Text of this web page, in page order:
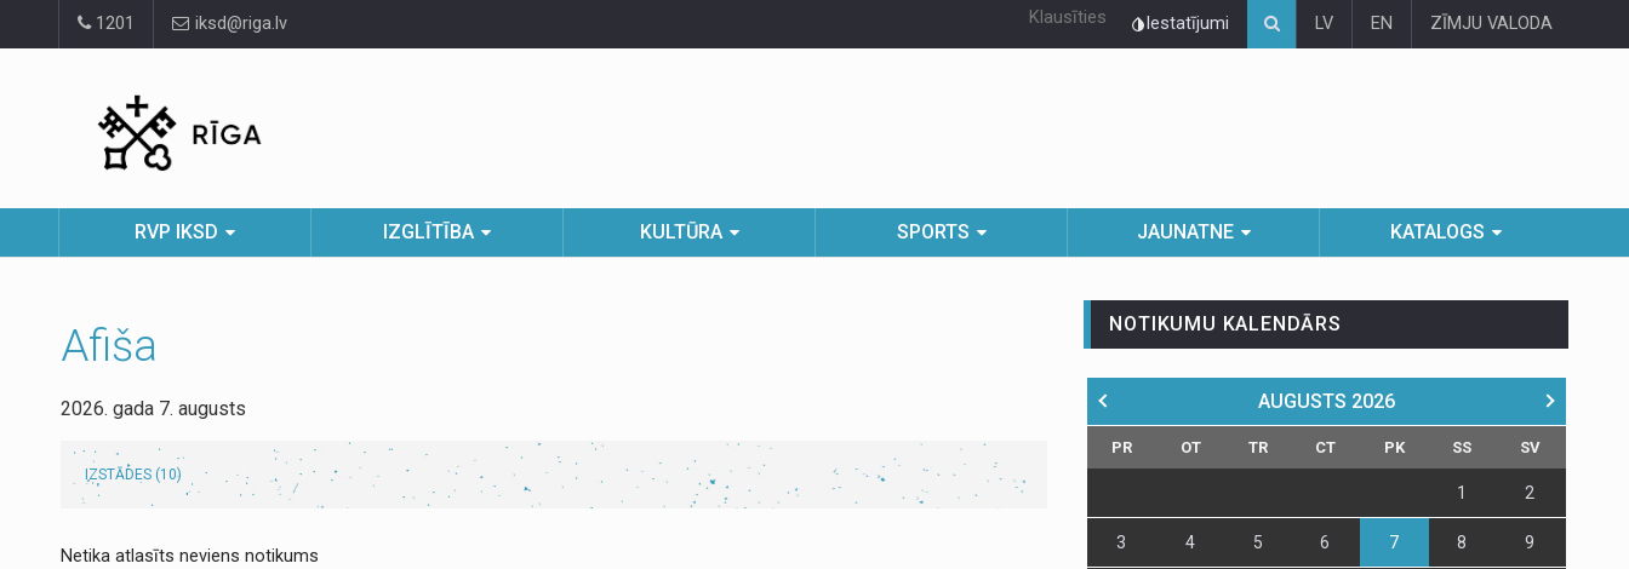
1201 iksd@riga.lv Klausīties Iestatījumi LV EN ZĪMJU VALODA
RVP IKSD IZGLĪTĪBA KULTŪRA SPORTS JAUNATNE KATALOGS
Afiša
2026. gada 7. augusts
IZSTĀDES (10)
Netika atlasīts neviens notikums
NOTIKUMU KALENDĀRS
AUGUSTS 2026
PR OT TR CT PK SS SV
1 2
3 4 5 6 7 8 9